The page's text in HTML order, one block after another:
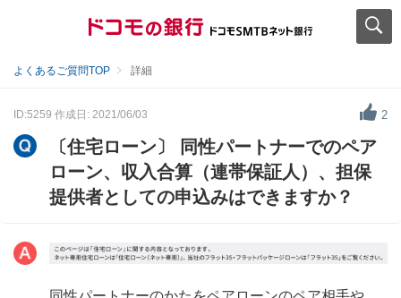
よくあるご質問TOP 詳細
ID:5259 作成日: 2021/06/03 2
〔住宅ローン〕 同性パートナーでのペア
ローン、収入合算（連帯保証人）、担保
提供者としての申込みはできますか？